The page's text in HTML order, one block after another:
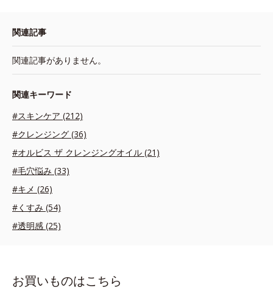
関連記事
関連記事がありません。
関連キーワード
#スキンケア (212)
#クレンジング (36)
#オルビス ザ クレンジングオイル (21)
#毛穴悩み (33)
#キメ (26)
#くすみ (54)
#透明感 (25)
お買いものはこちら